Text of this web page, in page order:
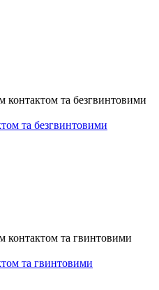
та безгвинтовими
та гвинтовими